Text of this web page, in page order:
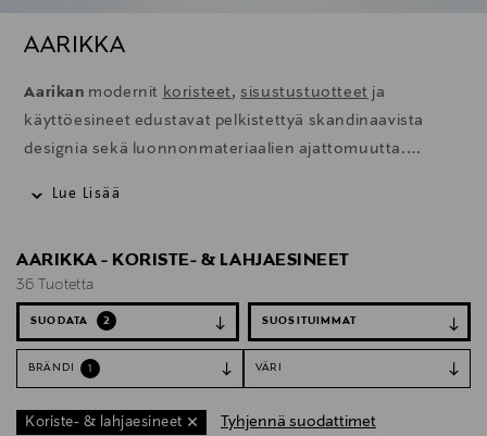
AARIKKA
Aarikan modernit koristeet,sisustustuotteet ja
käyttöesineet edustavat pelkistettyä skandinaavista
designia sekä luonnonmateriaalien ajattomuutta.
puuhahmot ovat joka sesonkina odotettuja uutuuksia,
jotka viimeistelevät tyylikkään sisustuksen.
Lue Lisää
AARIKKA - KORISTE- & LAHJAESINEET
36 Tuotetta
SUODATA 2
BRÄNDI 1 VÄRI
Koriste- & lahjaesineet Tyhjennä suodattimet